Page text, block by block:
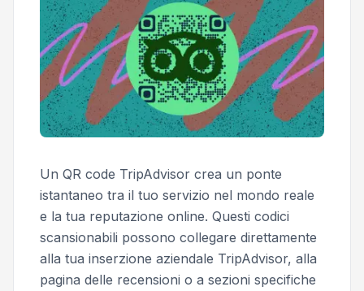
Un QR code TripAdvisor crea un ponte
istantaneo tra il tuo servizio nel mondo reale
e la tua reputazione online. Questi codici
scansionabili possono collegare direttamente
alla tua inserzione aziendale TripAdvisor, alla
pagina delle recensioni o a sezioni specifiche